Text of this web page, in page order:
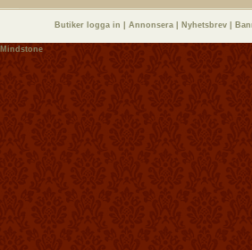
Butiker logga in Annonsera Nyhetsbrev
Mindstone